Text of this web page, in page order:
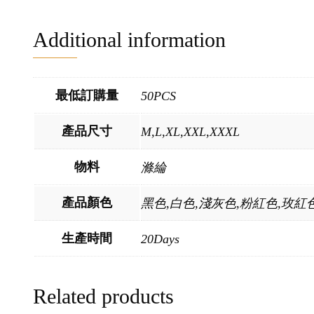
Additional information
最低訂購量 50PCS
產品尺寸 M,L,XL,XXL,XXXL
物料 滌綸
產品顏色 黑色,白色,淺灰色,粉紅色,玫紅
生產時間 20Days
Related products